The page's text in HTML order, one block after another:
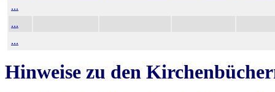
...
...
...
Hinweise zu den